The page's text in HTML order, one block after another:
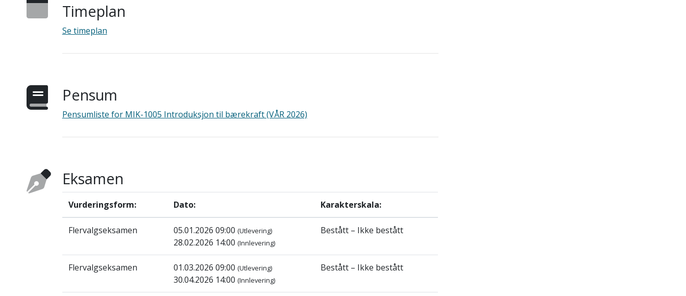
Timeplan
Se timeplan
Pensum
Pensumliste for MIK-1005 Introduksjon til bærekraft (VÅR 2026)
Eksamen
Vurderingsform: Dato: Karakterskala:
Flervalgseksamen 05.01.2026 09:00 (Utlevering)
28.02.2026 14:00 (Innlevering)
Bestått – Ikke bestått
Flervalgseksamen 01.03.2026 09:00 (Utlevering)
30.04.2026 14:00 (Innlevering)
Bestått – Ikke bestått